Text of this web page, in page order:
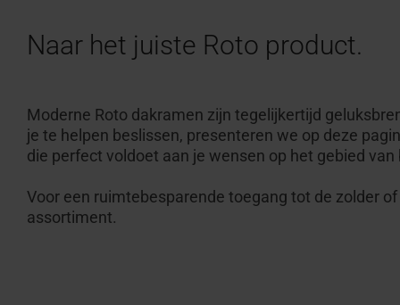
Naar het juiste Roto product.
Moderne Roto dakramen zijn tegelijkertijd
je te helpen beslissen, presenteren we op deze
die perfect voldoet aan je wensen op het gebied
Voor een ruimtebesparende toegang tot de zolder
assortiment.